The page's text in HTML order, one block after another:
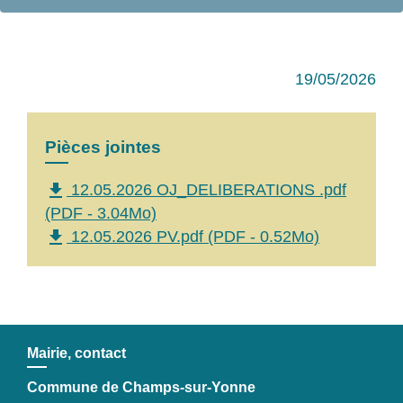
19/05/2026
Pièces jointes
file_download 12.05.2026 OJ_DELIBERATIONS .pdf
(PDF - 3.04Mo)
file_download 12.05.2026 PV.pdf (PDF - 0.52Mo)
Mairie, contact
Commune de Champs-sur-Yonne